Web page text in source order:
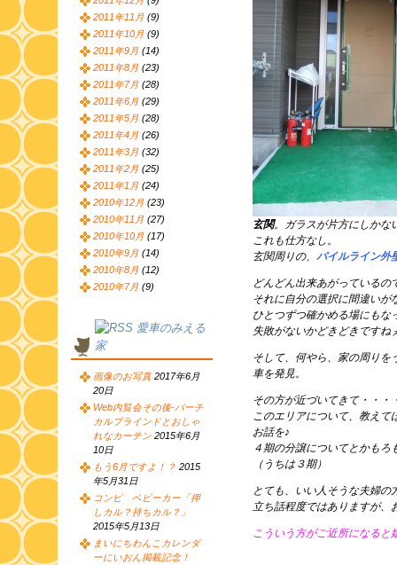
玄関。ガラスが片方にしかな
これも仕方なし。
玄関周りの、 パイルライン外
どんどん出来あがっているの
それに自分の選択に間違いが
ひとつずつ確かめる場にもな
失敗がないかどきどきですね
そして、何やら、家の周りを
車を発見。
その方が近づいてきて・・・
このエリアについて、教えて
お話を♪
４期の分譲についてとかもろ
（うちは３期）
とても、いい人そうな夫婦の
立ち話程度ではありますが、
こういう方がご近所になると
2011年11月 (9)
2011年10月 (9)
2011年9月 (14)
2011年8月 (23)
2011年7月 (28)
2011年6月 (29)
2011年5月 (28)
2011年4月 (26)
2011年3月 (32)
2011年2月 (25)
2011年1月 (24)
2010年12月 (23)
2010年11月 (27)
2010年10月 (17)
2010年9月 (14)
2010年8月 (12)
2010年7月 (9)
愛車のみえる
家
画像のお写真 2017年6月
20日
Web内覧会その後-バーチ
カルブラインドとおしゃ
れなカーテン 2015年6月
10日
もう6月ですよ！？ 2015
年5月31日
コンビ ベビーカー「押
しカル？持ちカル？」
2015年5月13日
まいにちわんこカレンダ
ーにいおん掲載記念！